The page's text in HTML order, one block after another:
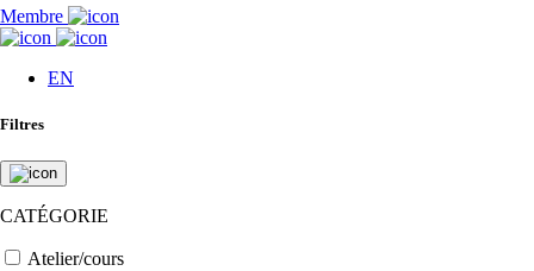
Membre
EN
Filtres
CATÉGORIE
Atelier/cours